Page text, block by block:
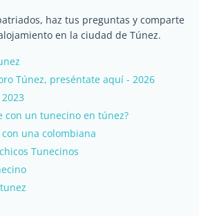
haz tus preguntas y comparte
en la ciudad de Túnez.
Túnez, preséntate aquí - 2026
con un tunecino en túnez?
una colombiana
Tunecinos